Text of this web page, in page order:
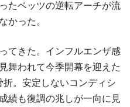
たベッツの逆転アーチが流
かった。
てきた。インフルエンザ感
舞われて今季開幕を迎えた
。安定しないコンディシ
績も復調の兆しが一向に見